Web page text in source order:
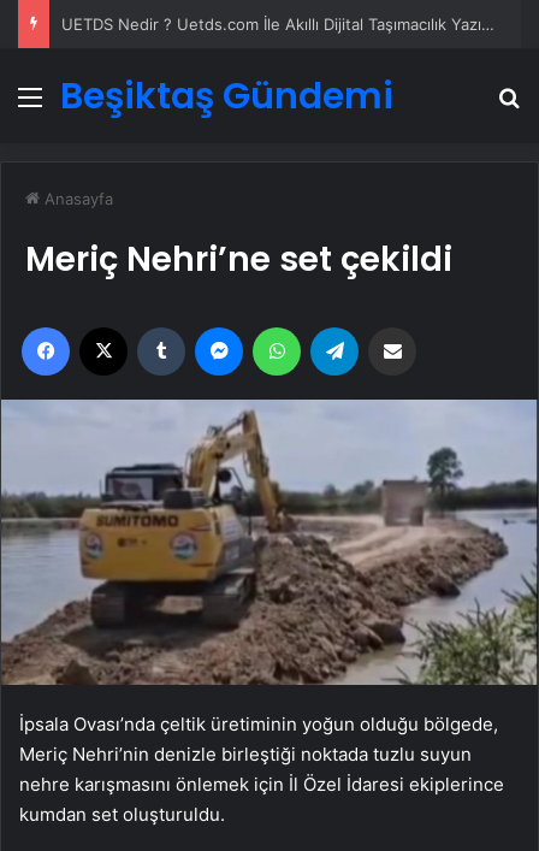
Datahost İle Güvenilir Sunucu Hizmetleri
Menü
Beşiktaş Gündemi
Anasayfa
Meriç Nehri’ne set çekildi
Facebook Tumblr MessengerWhatsApp
İpsala Ovası’nda çeltik üretiminin yoğun olduğu bölgede,
Meriç Nehri’nin denizle birleştiği noktada tuzlu suyun
nehre karışmasını önlemek için İl Özel İdaresi ekiplerince
kumdan set oluşturuldu.